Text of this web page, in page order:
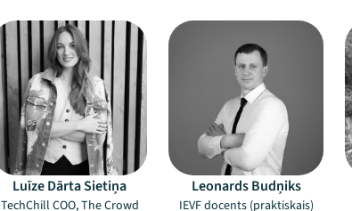
Luīze Dārta Sietiņa
TechChill COO, The Crowd
Leonards Budņiks
IEVF docents (praktiskais)